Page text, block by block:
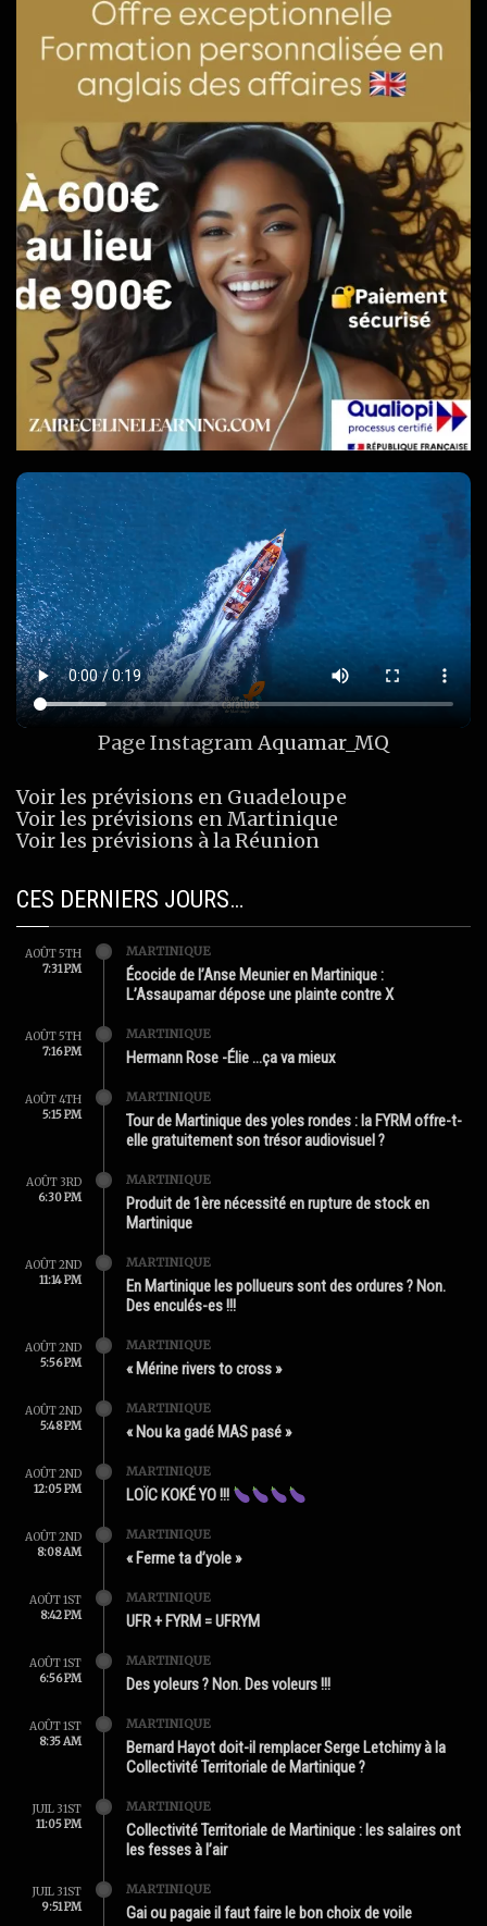
Page InstagramAquamar_MQ
Voir les prévisions en Guadeloupe
Voir les prévisions en Martinique
Voir les prévisions à la Réunion
CES DERNIERS JOURS…
AOÛT 5TH
7:31 PM
MARTINIQUE
Écocide de l’Anse Meunier en Martinique :
L’Assaupamar dépose une plainte contre X
AOÛT 5TH
7:16 PM
MARTINIQUE
Hermann Rose -Élie …ça va mieux
AOÛT 4TH
5:15 PM
MARTINIQUE
Tour de Martinique des yoles rondes : la FYRM offre-t-
elle gratuitement son trésor audiovisuel ?
AOÛT 3RD
6:30 PM
MARTINIQUE
Produit de 1ère nécessité en rupture de stock en
Martinique
AOÛT 2ND
11:14 PM
MARTINIQUE
En Martinique les pollueurs sont des ordures ? Non.
Des enculés-es !!!
AOÛT 2ND
5:56 PM
MARTINIQUE
« Mérine rivers to cross »
AOÛT 2ND
5:48 PM
MARTINIQUE
« Nou ka gadé MAS pasé »
AOÛT 2ND
12:05 PM
MARTINIQUE
LOÏC KOKÉ YO !!!
AOÛT 2ND
8:08 AM
MARTINIQUE
« Ferme ta d’yole »
AOÛT 1ST
8:42 PM
MARTINIQUE
UFR + FYRM = UFRYM
AOÛT 1ST
6:56 PM
MARTINIQUE
Des yoleurs ? Non. Des voleurs !!!
AOÛT 1ST
8:35 AM
MARTINIQUE
Bernard Hayot doit-il remplacer Serge Letchimy à la
Collectivité Territoriale de Martinique ?
JUIL 31ST
11:05 PM
MARTINIQUE
Collectivité Territoriale de Martinique : les salaires ont
les fesses à l’air
JUIL 31ST
9:51 PM
MARTINIQUE
Gai ou pagaie il faut faire le bon choix de voile